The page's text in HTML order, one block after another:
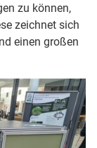
zu können,
zeichnet sich
einen großen